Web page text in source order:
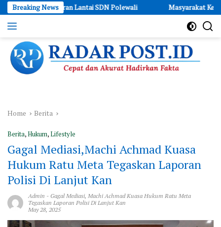
Skip
to
content
Breaking News
Lantai SDN Polewali Masyarakat Kepulauan
dan
Akurat
Hadirkan
Fakta
Home Berita
Berita,Hukum,Lifestyle
Gagal Mediasi,Machi Achmad Kuasa
Hukum Ratu Meta Tegaskan Laporan
Polisi Di Lanjut Kan
Admin - Gagal Mediasi, Machi Achmad Kuasa Hukum Ratu Meta
Tegaskan Laporan Polisi Di Lanjut Kan
May 28, 2025